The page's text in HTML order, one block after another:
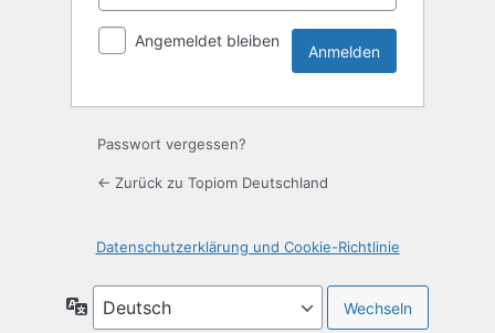
Angemeldet bleiben
Passwort vergessen?
← Zurück zu Topiom Deutschland
Datenschutzerklärung und Cookie-Richtlinie
Sprache